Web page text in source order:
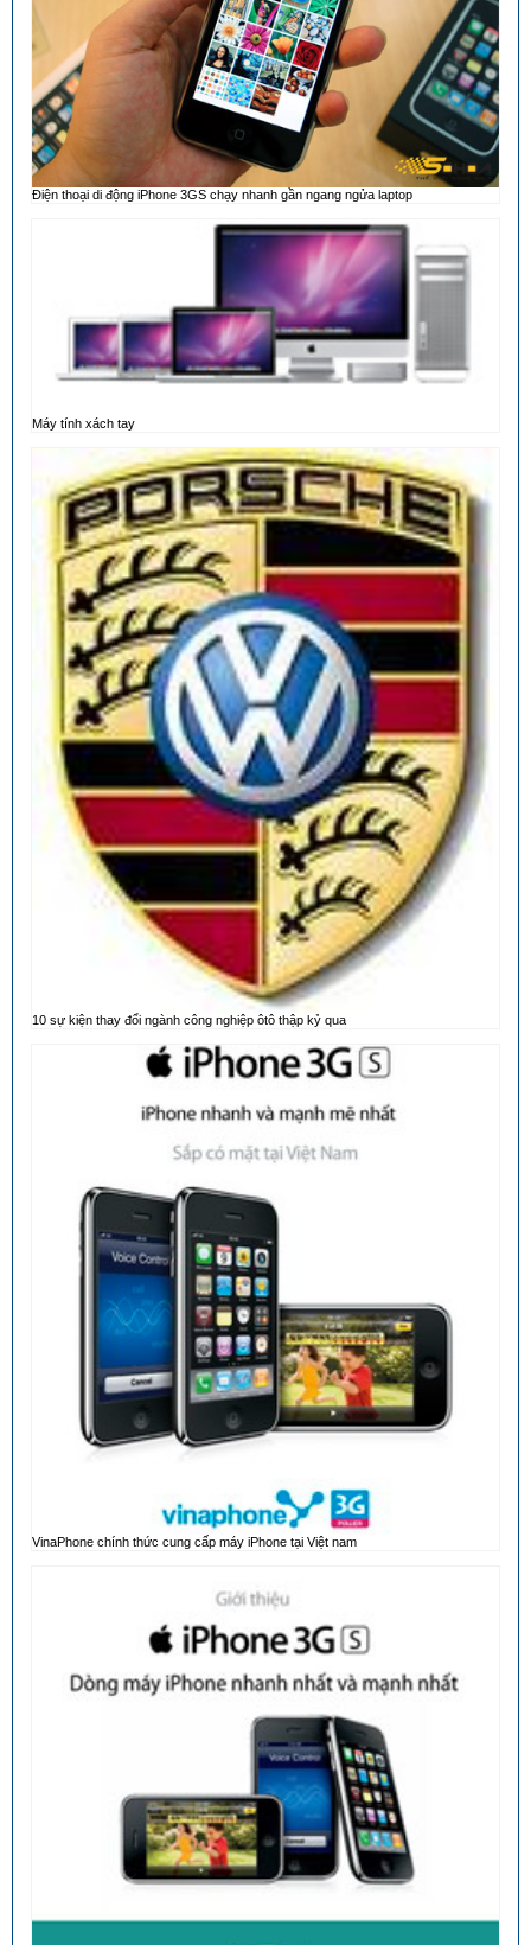
Điện thoại di động iPhone 3GS chạy nhanh gần ngang ngửa laptop
Máy tính xách tay
10 sự kiện thay đổi ngành công nghiệp ôtô thập kỷ qua
VinaPhone chính thức cung cấp máy iPhone tại Việt nam